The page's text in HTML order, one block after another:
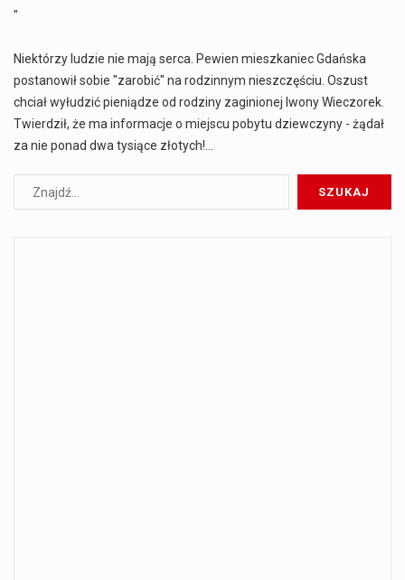
"
Niektórzy ludzie nie mają serca. Pewien mieszkaniec Gdańska
postanowił sobie "zarobić" na rodzinnym nieszczęściu. Oszust
chciał wyłudzić pieniądze od rodziny zaginionej Iwony Wieczorek.
Twierdził, że ma informacje o miejscu pobytu dziewczyny - żądał
za nie ponad dwa tysiące złotych!…